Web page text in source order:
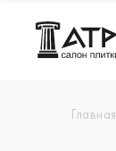
Главная